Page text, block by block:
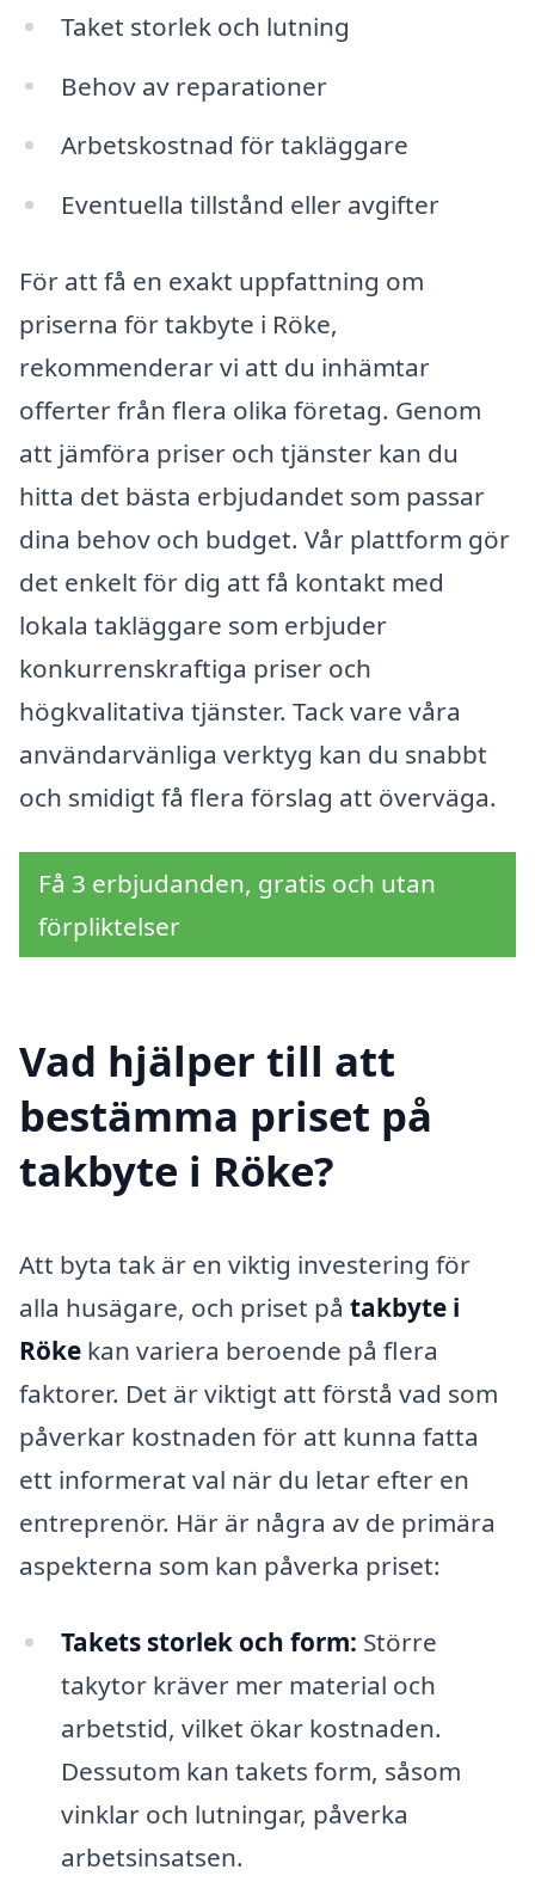
Taket storlek och lutning
Behov av reparationer
Arbetskostnad för takläggare
Eventuella tillstånd eller avgifter
För att få en exakt uppfattning om
priserna för takbyte i Röke,
rekommenderar vi att du inhämtar
offerter från flera olika företag. Genom
att jämföra priser och tjänster kan du
hitta det bästa erbjudandet som passar
dina behov och budget. Vår plattform gör
det enkelt för dig att få kontakt med
lokala takläggare som erbjuder
konkurrenskraftiga priser och
högkvalitativa tjänster. Tack vare våra
användarvänliga verktyg kan du snabbt
och smidigt få flera förslag att överväga.
Få 3 erbjudanden, gratis och utan
förpliktelser
Vad hjälper till att
bestämma priset på
takbyte i Röke?
Att byta tak är en viktig investering för
alla husägare, och priset på takbyte i
Röke kan variera beroende på flera
faktorer. Det är viktigt att förstå vad som
påverkar kostnaden för att kunna fatta
ett informerat val när du letar efter en
entreprenör. Här är några av de primära
aspekterna som kan påverka priset:
Takets storlek och form: Större
takytor kräver mer material och
arbetstid, vilket ökar kostnaden.
Dessutom kan takets form, såsom
vinklar och lutningar, påverka
arbetsinsatsen.